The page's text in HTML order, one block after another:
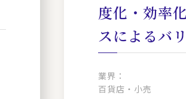
度化・効率
スによるバ
業界：
百貨店・小売